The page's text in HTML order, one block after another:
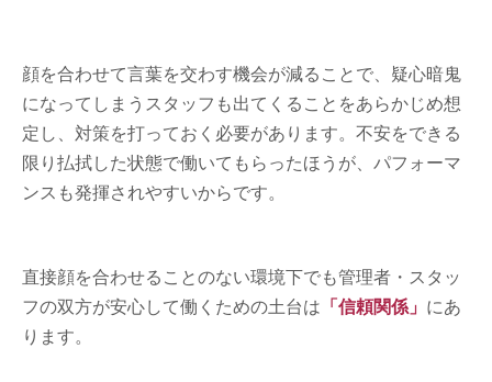
顔を合わせて言葉を交わす機会が減ることで、疑心暗鬼
になってしまうスタッフも出てくることをあらかじめ想
定し、対策を打っておく必要があります。不安をできる
限り払拭した状態で働いてもらったほうが、パフォーマ
ンスも発揮されやすいからです。
直接顔を合わせることのない環境下でも管理者・スタッ
フの双方が安心して働くための土台は 「信頼関係」 にあ
ります。